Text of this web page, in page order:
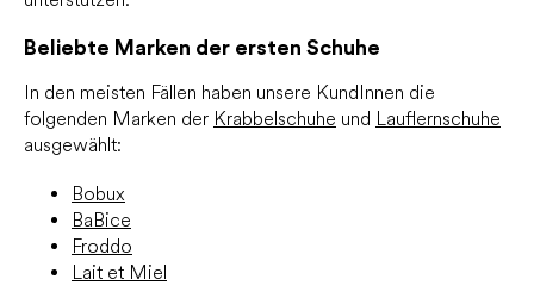
Beliebte Marken der ersten Schuhe
In den meisten Fällen haben unsere KundInnen die
folgenden Marken der Krabbelschuhe und Lauflernschuhe
ausgewählt:
Bobux
BaBice
Froddo
Lait et Miel